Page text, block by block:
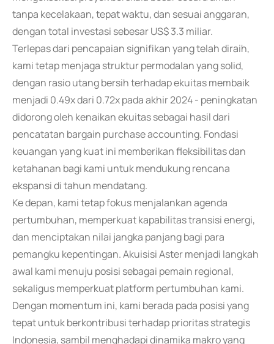
tanpa kecelakaan, tepat waktu, dan sesuai anggaran,
dengan total investasi sebesar US$ 3.3 miliar.
Terlepas dari pencapaian signifikan yang telah diraih,
kami tetap menjaga struktur permodalan yang solid,
dengan rasio utang bersih terhadap ekuitas membaik
menjadi 0.49x dari 0.72x pada akhir 2024 - peningkatan
didorong oleh kenaikan ekuitas sebagai hasil dari
pencatatan bargain purchase accounting. Fondasi
keuangan yang kuat ini memberikan fleksibilitas dan
ketahanan bagi kami untuk mendukung rencana
ekspansi di tahun mendatang.
Ke depan, kami tetap fokus menjalankan agenda
pertumbuhan, memperkuat kapabilitas transisi energi,
dan menciptakan nilai jangka panjang bagi para
pemangku kepentingan. Akuisisi Aster menjadi langkah
awal kami menuju posisi sebagai pemain regional,
sekaligus memperkuat platform pertumbuhan kami.
Dengan momentum ini, kami berada pada posisi yang
tepat untuk berkontribusi terhadap prioritas strategis
Indonesia, sambil menghadapi dinamika makro yang